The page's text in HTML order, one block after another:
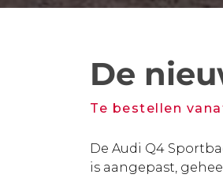
De
Te bestellen
De Audi Q4
is aangepast,